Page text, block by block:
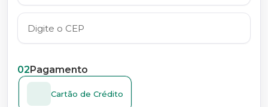
02Pagamento
Cartão de Crédito